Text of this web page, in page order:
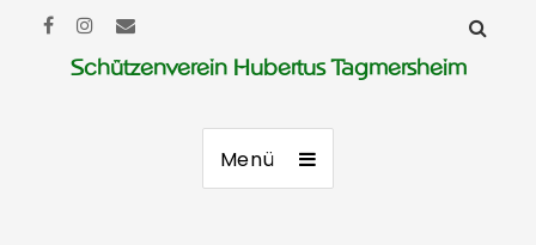
Schützenverein Hubertus Tagmersheim
Menü